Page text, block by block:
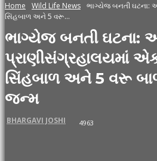
Home Wild Life News ભાગ્યેજ બનતી ઘટના:
સિંહબાળ અને 5 વરૂ...
ભાગ્યેજ બનતી ઘટના:
પ્રાણીસંગ્રહાલયમાં
સિંહબાળ અને 5 વરૂ
જન્મ
BHARGAVI JOSHI 4963